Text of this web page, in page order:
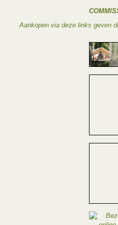
Aankopen via deze links geven